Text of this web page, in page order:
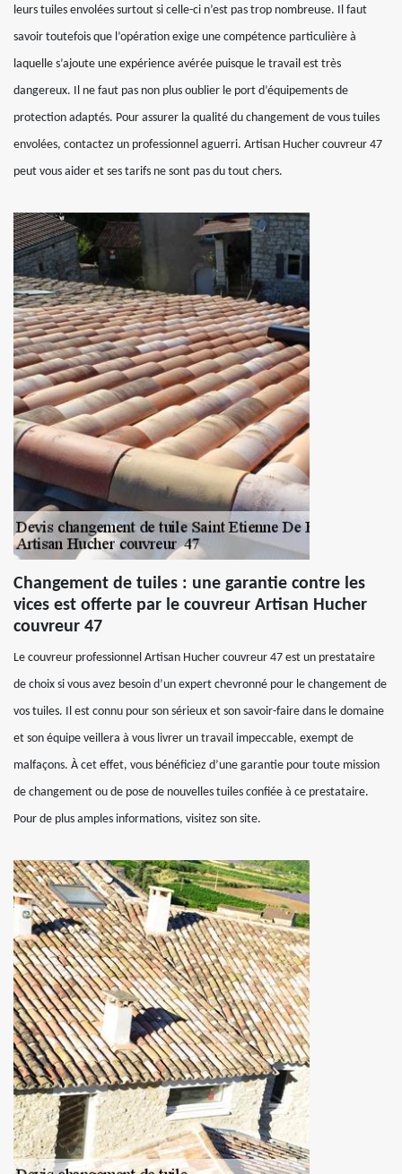
leurs tuiles envolées surtout si celle-ci n’est pas trop nombreuse. Il faut
savoir toutefois que l’opération exige une compétence particulière à
laquelle s’ajoute une expérience avérée puisque le travail est très
dangereux. Il ne faut pas non plus oublier le port d’équipements de
protection adaptés. Pour assurer la qualité du changement de vous tuiles
envolées, contactez un professionnel aguerri. Artisan Hucher couvreur 47
peut vous aider et ses tarifs ne sont pas du tout chers.
Changement de tuiles : une garantie contre les
vices est offerte par le couvreur Artisan Hucher
couvreur 47
Le couvreur professionnel Artisan Hucher couvreur 47 est un prestataire
de choix si vous avez besoin d’un expert chevronné pour le changement de
vos tuiles. Il est connu pour son sérieux et son savoir-faire dans le domaine
et son équipe veillera à vous livrer un travail impeccable, exempt de
malfaçons. À cet effet, vous bénéficiez d’une garantie pour toute mission
de changement ou de pose de nouvelles tuiles confiée à ce prestataire.
Pour de plus amples informations, visitez son site.